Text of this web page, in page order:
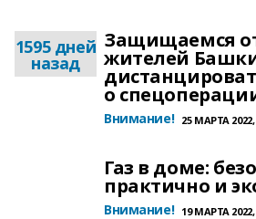
1595 дней
назад
Защищаемся
жителей
о
Внимание! 25 МАРТА 2022,
Газ в доме:
практично и
Внимание! 19 МАРТА 2022,